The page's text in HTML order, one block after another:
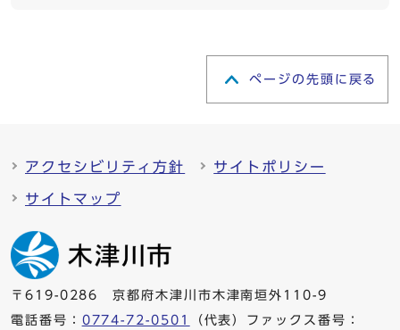
ページの先頭に戻る
アクセシビリティ方針 サイトポリシー
サイトマップ
〒619-0286 京都府木津川市木津南垣外110-9
電話番号： 0774-72-0501
（代表）ファックス番号：